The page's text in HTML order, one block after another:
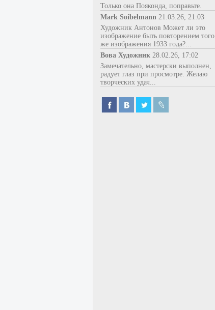
Только она Пояконда, поправьте.
Mark Soibelmann 21.03.26, 21:03
Художник Антонов Может ли это
изображение быть повторением того
же изображения 1933 года?...
Вова Художник 28.02.26, 17:02
Замечательно, мастерски выполнен,
радует глаз при просмотре. Желаю
творческих удач...